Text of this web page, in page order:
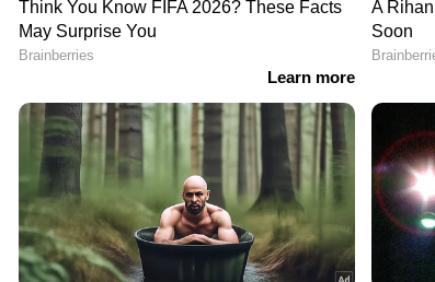
ആറ് ഡ്രൈവിംഗ് മോഡുകളുണ്ട് ഉറൂസില്‍. ഇതില്‍
നിവി (മഞ്ഞ്) എന്നീ മൂന്ന് ഡ്രൈവിംഗ് മോഡുകള്‍
5,112 മി.മീ നീളവും, 2,016 മി.മീ വീതിയും,
3,003 മി.മീ നീളമേറിയതാണ് വീല്‍ബേസ്.
പ്ലാറ്റ്‌ഫോമില്‍ നിര്‍മിച്ചിരിക്കുന്ന സൂപ്പര്‍
സാങ്കേതിക വിദ്യയിലും ഉന്നത നിലവാരം
എന്ന വിശേഷണവുമുണ്ട്.
10 കോടിയുടെ ആഡംബര വണ്ടി രണ്ടാമതും